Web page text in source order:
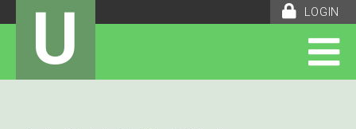
LOGIN
U